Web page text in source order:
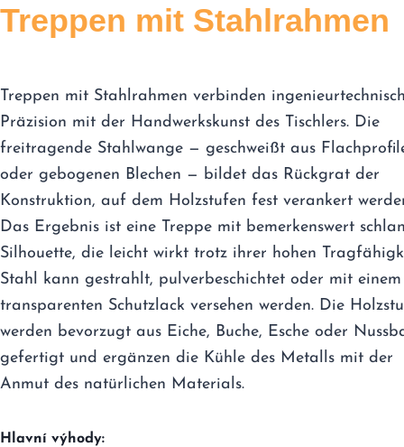
Treppen mit Stahlrahmen
Treppen mit Stahlrahmen verbinden
Präzision mit der Handwerkskunst des Tischlers. Die
freitragende Stahlwange — geschweißt aus
oder gebogenen Blechen — bildet das Rückgrat der
Konstruktion, auf dem Holzstufen fest verankert
Das Ergebnis ist eine Treppe mit bemerkenswert
Silhouette, die leicht wirkt trotz ihrer hohen
Stahl kann gestrahlt, pulverbeschichtet oder mit einem
transparenten Schutzlack versehen werden. Die
werden bevorzugt aus Eiche, Buche, Esche oder
gefertigt und ergänzen die Kühle des Metalls mit der
Anmut des natürlichen Materials.
Hlavní výhody: